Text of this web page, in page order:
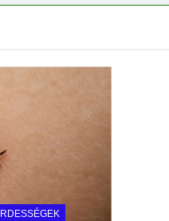
jelent a magas vérnyomás?